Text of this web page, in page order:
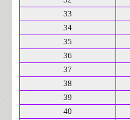
33
34
35
36
37
38
39
40